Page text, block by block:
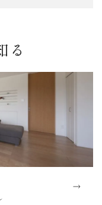
る心地よさを大
創業50年で培っ
任感」です。大
細やかさ、その
ます。安城に本
メンテナンスに
る